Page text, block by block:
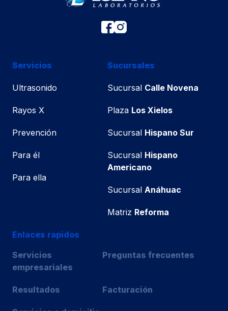
Servicios
Ultrasonido
Rayos X
Prevención
Para él
Para ella
Sucursales
Sucursal Calle Novena
Plaza Los Xielos
Sucursal Hispano Sur
Sucursal Hispano
Americano
Sucursal Anáhuac
Matriz Reforma
Enlaces rapidos
Servicios
empresariales
Preguntas frecuentes
Resultados Facturación